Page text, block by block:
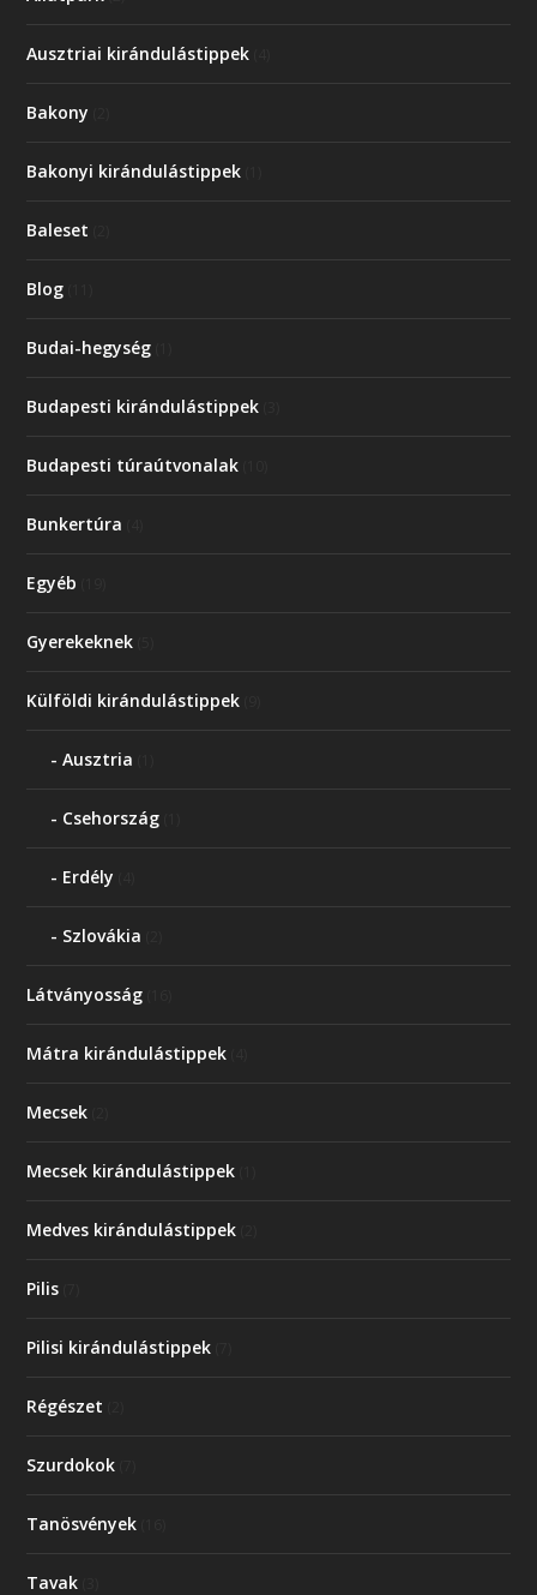
Ausztriai kirándulástippek
Bakony
Bakonyi kirándulástippek
Baleset
Blog
Budai-hegység
Budapesti kirándulástippek
Budapesti túraútvonalak
Bunkertúra
Egyéb
Gyerekeknek
Külföldi kirándulástippek
Ausztria
Csehország
Erdély
Szlovákia
Látványosság
Mátra kirándulástippek
Mecsek
Mecsek kirándulástippek
Medves kirándulástippek
Pilis
Pilisi kirándulástippek
Régészet
Szurdokok
Tanösvények
Tavak